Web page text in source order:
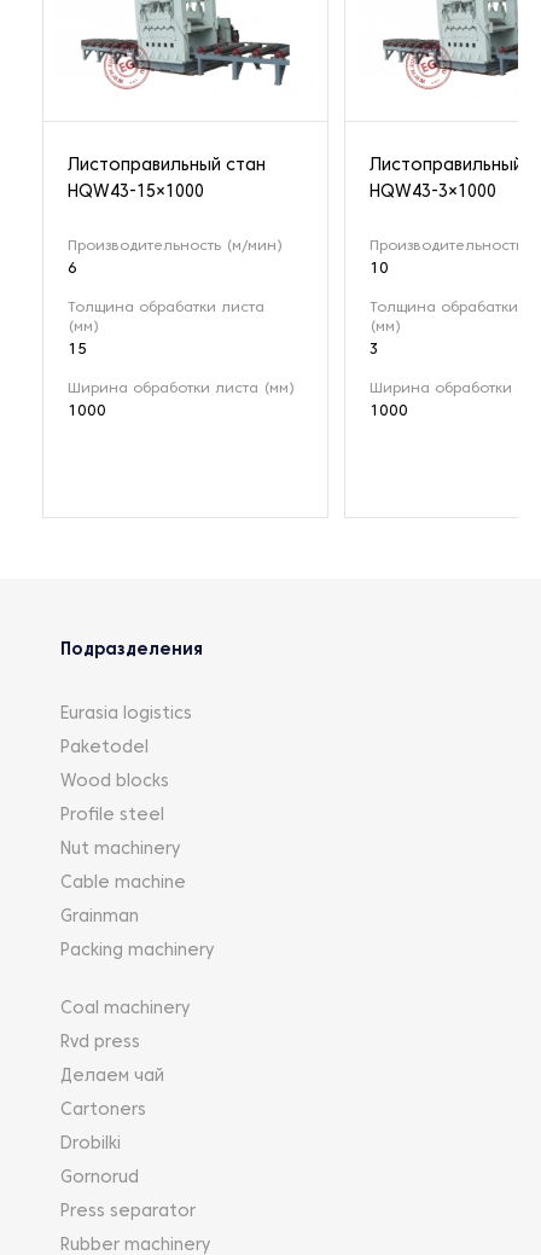
Листоправильный стан
HQW43-15×1000
Производительность (м/мин)
6
Толщина обрабатки листа
(мм)
15
Ширина обработки листа (мм)
1000
Листоправильный
HQW43-3×1000
Производительность
10
Толщина обрабатки
(мм)
3
Ширина обработки
1000
Подразделения
Eurasia logistics
Paketodel
Wood blocks
Profile steel
Nut machinery
Cable machine
Grainman
Packing machinery
Coal machinery
Rvd press
Делаем чай
Cartoners
Drobilki
Gornorud
Press separator
Rubber machinery